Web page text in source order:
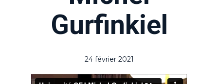
Gurfinkiel
24 février 2021